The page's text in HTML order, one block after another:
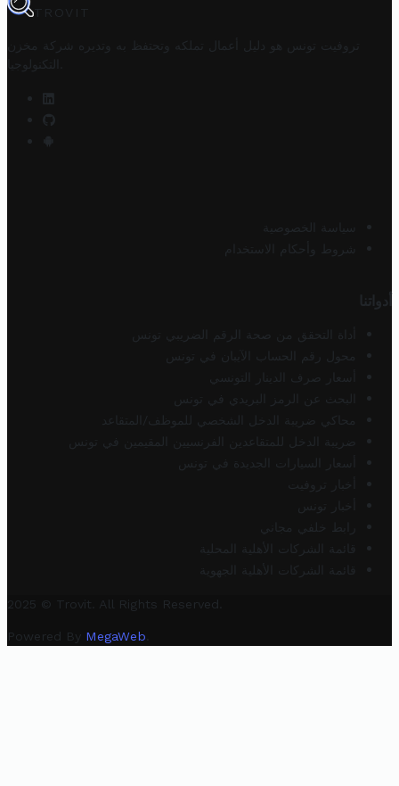
TROVIT
تروفيت تونس هو دليل أعمال تملكه وتحتفظ به وتديره
شركة مخزن
التكنولوجيا
سياسة الخصوصية
شروط وأحكام الاستخدام
أدواتنا
أداة التحقق من صحة الرقم الضريبي تونس
محول رقم الحساب الآيبان في تونس
أسعار صرف الدينار التونسي
البحث عن الرمز البريدي في تونس
محاكي ضريبة الدخل الشخصي للموظف/المتقاعد
ضريبة الدخل للمتقاعدين الفرنسيين المقيمين في تونس
أسعار السيارات الجديدة في تونس
أخبار تروفيت
أخبار تونس
رابط خلفي مجاني
قائمة الشركات الأهلية المحلية
قائمة الشركات الأهلية الجهوية
2025 © Trovit. All Rights Reserved.
Powered By MegaWeb